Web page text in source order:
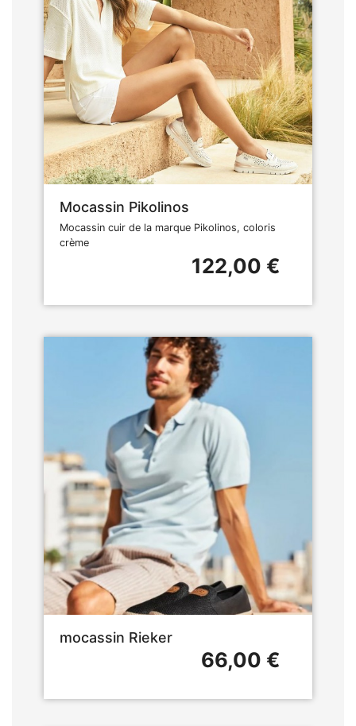
Mocassin Pikolinos
Mocassin cuir de la marque Pikolinos, coloris
crème
122,00 €
mocassin Rieker
66,00 €